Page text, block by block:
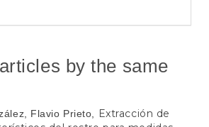
by the same
Flavio Prieto,
Extracción de